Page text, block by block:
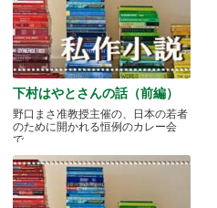
下村はやとさんの話（前編）
野口まさ准教授主催の、日本の若者
のために開かれる恒例のカレー会
で.....